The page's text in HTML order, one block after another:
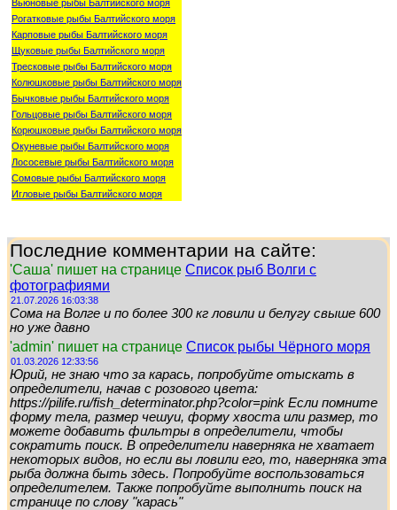
Вьюновые рыбы Балтийского моря
Рогатковые рыбы Балтийского моря
Карповые рыбы Балтийского моря
Щуковые рыбы Балтийского моря
Тресковые рыбы Балтийского моря
Колюшковые рыбы Балтийского моря
Бычковые рыбы Балтийского моря
Гольцовые рыбы Балтийского моря
Корюшковые рыбы Балтийского моря
Окуневые рыбы Балтийского моря
Лососевые рыбы Балтийского моря
Сомовые рыбы Балтийского моря
Игловые рыбы Балтийского моря
Последние комментарии на сайте:
'Саша' пишет на странице Список рыб Волги с
фотографиями
21.07.2026 16:03:38
Сома на Волге и по более 300 кг ловили и белугу свыше 600
но уже давно
'admin' пишет на странице Список рыбы Чёрного моря
01.03.2026 12:33:56
Юрий, не знаю что за карась, попробуйте отыскать в
определители, начав с розового цвета:
https://pilife.ru/fish_determinator.php?color=pink Если помните
форму тела, размер чешуи, форму хвоста или размер, то
можете добавить фильтры в определители, чтобы
сократить поиск. В определители наверняка не хватает
некоторых видов, но если вы ловили его, то, наверняка эта
рыба должна быть здесь. Попробуйте воспользоваться
определителем. Также попробуйте выполнить поиск на
странице по слову "карась"